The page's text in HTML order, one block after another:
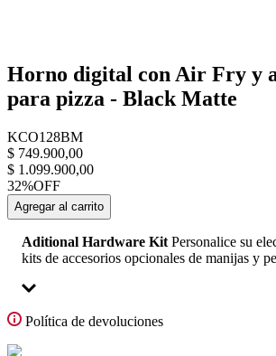
Horno digital con Air Fry y
para pizza - Black Matte
KCO128BM
$ 749.900,00
$ 1 .099.900,00
32%OFF
Agregar al carrito
Aditional Hardware Kit Personalice su
kits de accesorios opcionales de manijas y
Eliminar
points
Política de devoluciones